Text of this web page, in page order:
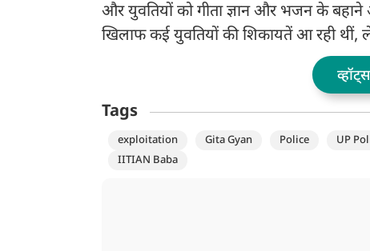
और युवतियों को गीता ज्ञान और भजन के
खिलाफ कई युवतियों की शिकायतें आ रही थीं,
Tags
exploitation Gita Gyan Police UP
IITIAN Baba